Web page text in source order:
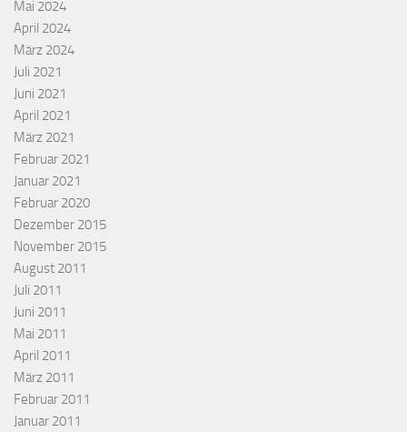
Mai 2024
April 2024
März 2024
Juli 2021
Juni 2021
April 2021
März 2021
Februar 2021
Januar 2021
Februar 2020
Dezember 2015
November 2015
August 2011
Juli 2011
Juni 2011
Mai 2011
April 2011
März 2011
Februar 2011
Januar 2011